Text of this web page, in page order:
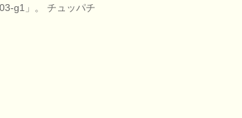
g1」。 チュッパチ